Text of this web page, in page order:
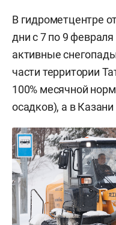
В гидрометцентре
дни с 7 по 9
активные
части территории
100% месячной
осадков), а в